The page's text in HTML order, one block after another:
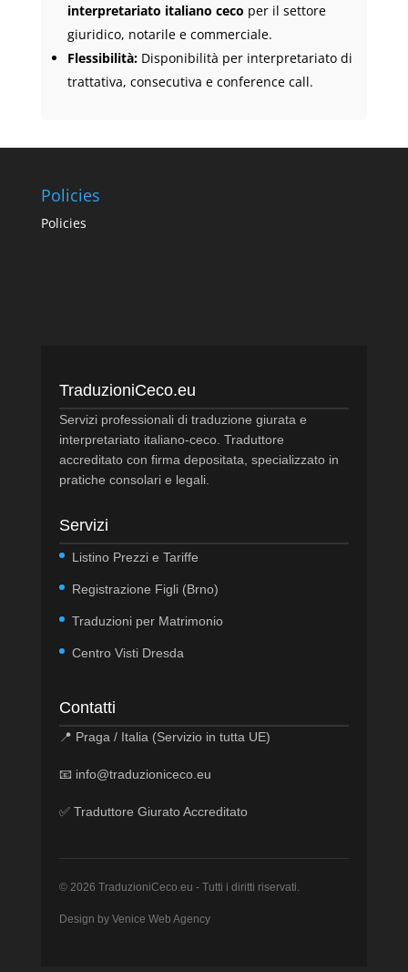
interpretariato italiano ceco per il settore
giuridico, notarile e commerciale.
Flessibilità:Disponibilità per interpretariato di
trattativa, consecutiva e conference call.
Policies
Policies
TraduzioniCeco.eu
Servizi professionali di traduzione giurata e
interpretariato italiano-ceco. Traduttore
accreditato con firma depositata, specializzato in
pratiche consolari e legali.
Servizi
Listino Prezzi e Tariffe
Registrazione Figli (Brno)
Traduzioni per Matrimonio
Centro Visti Dresda
Contatti
📍 Praga / Italia (Servizio in tutta UE)
📧 info@traduzioniceco.eu
✅ Traduttore Giurato Accreditato
© 2026 TraduzioniCeco.eu - Tutti i diritti riservati.
Design by Venice Web Agency